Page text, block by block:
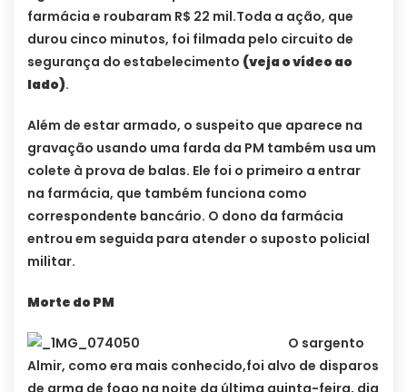
farmácia e roubaram R$ 22 mil.Toda a ação, que
durou cinco minutos, foi filmada pelo circuito de
segurança do estabelecimento (veja o vídeo ao
lado).
Além de estar armado, o suspeito que aparece na
gravação usando uma farda da PM também usa um
colete à prova de balas. Ele foi o primeiro a entrar
na farmácia, que também funciona como
correspondente bancário. O dono da farmácia
entrou em seguida para atender o suposto policial
militar.
Morte do PM
O sargento
Almir, como era mais conhecido,foi alvo de disparos